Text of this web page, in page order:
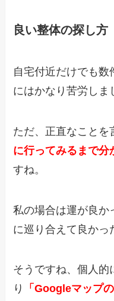
良い整体の探し方
自宅付近だけでも数
にはかなり苦労しま
ただ、正直なことを
に行ってみるまで分
すね。
私の場合は運が良か
に巡り合えて良かっ
そうですね、個人的
り
「Googleマップ